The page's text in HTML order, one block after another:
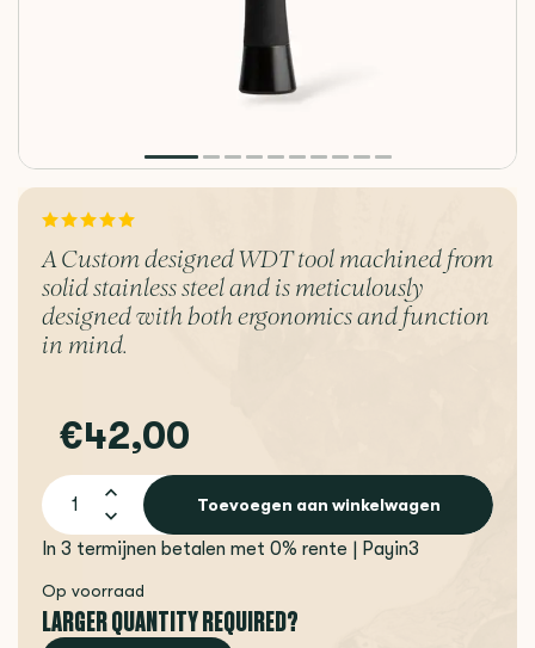
A Custom designed WDT tool machined from
solid stainless steel and is meticulously
designed with both ergonomics and function
in mind.
€42,00
Toevoegen aan winkelwagen
In 3 termijnen betalen met 0% rente | Payin3
Op voorraad
LARGER QUANTITY REQUIRED?